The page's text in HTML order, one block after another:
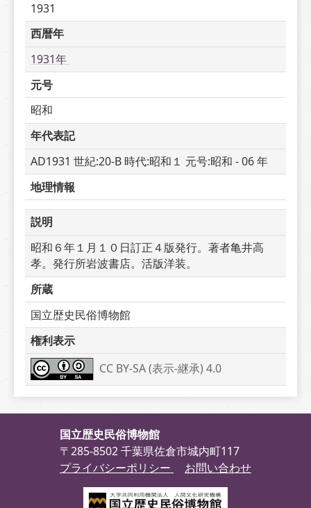
1931
西暦年
1931年
元号
昭和
年代表記
AD1931 世紀:20-B 時代:昭和１ 元号:昭和 - 06 年
地理情報
説明
昭和６年１月１０日訂正４版発行。著者亀井高
孝。発行所岩波書店。活版洋装。
所蔵
国立歴史民俗博物館
権利表示
CC BY-SA (表示-継承) 4.0
国立歴史民俗博物館
〒285-8502 千葉県佐倉市城内町117
プライバシーポリシー
お問い合わせ